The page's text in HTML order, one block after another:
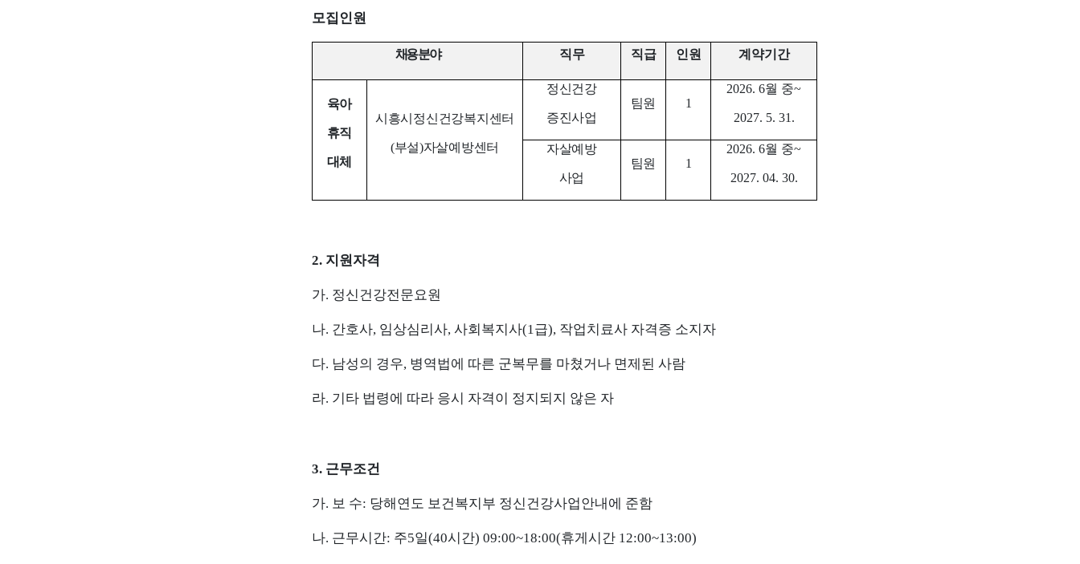
모집인원
채용 분야 직무 직급 인원 계약기간
육아
휴직
대체
시흥시정신건강복지센터
(부설)자살예방센터
정신건강
증진사업
팀원 1
2026. 6월 중~
2027. 5. 31.
자살예방
사업
팀원 1
2026. 6월 중~
2027. 04. 30.
2. 지원자격
가. 정신건강전문요원
나. 간호사, 임상심리사, 사회복지사(1급), 작업치료사 자격증 소지자
다. 남성의 경우, 병역법에 따른 군복무를 마쳤거나 면제된 사람
라. 기타 법령에 따라 응시 자격이 정지되지 않은 자
3. 근무조건
가. 보 수: 당해연도 보건복지부 정신건강사업안내에 준함
나. 근무시간: 주5일(40시간) 09:00~18:00(휴게시간 12:00~13:00)